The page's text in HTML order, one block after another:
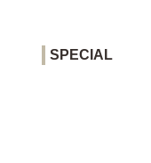
SPECIAL